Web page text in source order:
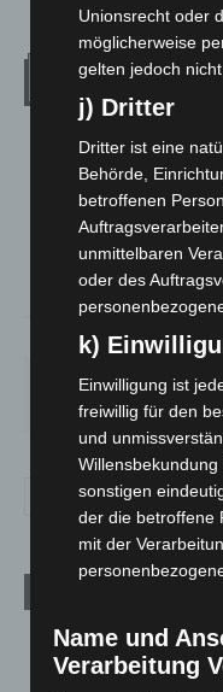
LANGENHAGEN
Bedeckt
41%
MO.
27°
DI.
25°
M’era Luna 2026:
10. August 2026
Unionsrecht oder
möglicherweise
gelten jedoch
j) Dritter
Dritter ist eine
Behörde,
betroffenen
unmittelbaren
oder des
k)
Einwilligung ist
freiwillig für den
und
sonstigen
der die betroffene
mit der
Name und
Verarbeitung